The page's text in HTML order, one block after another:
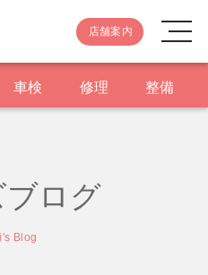
店舗案内
車検 修理 整備
ログ
Blog